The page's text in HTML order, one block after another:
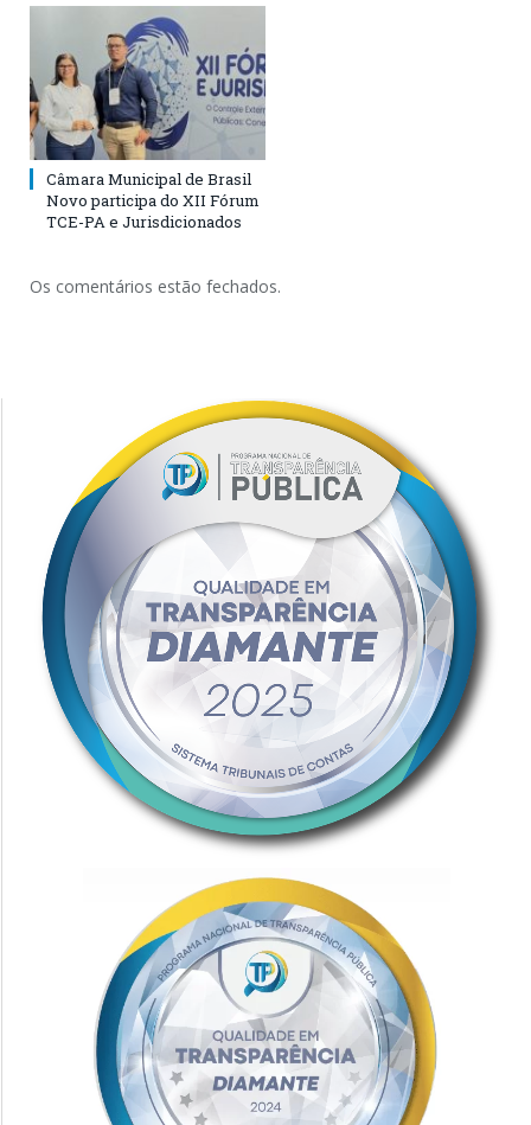
Câmara Municipal de Brasil
Novo participa do XII Fórum
TCE-PA e Jurisdicionados
Os comentários estão fechados.